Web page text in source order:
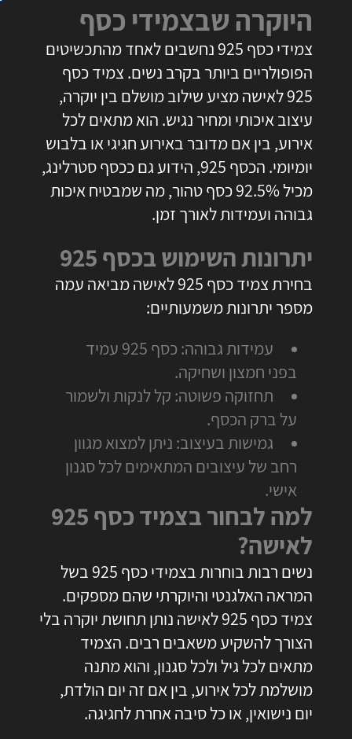
היוקרה שבצמידי כסף
צמידי כסף 925 נחשבים לאחד מהתכשיטים
הפופולריים ביותר בקרב נשים. צמיד כסף
925 לאישה
מציע שילוב מושלם בין יוקרה,
עיצוב איכותי ומחיר נגיש. הוא מתאים לכל
אירוע, בין אם מדובר באירוע חגיגי או בלבוש
יומיומי. הכסף 925, הידוע גם ככסף סטרלינג,
מכיל 92.5% כסף טהור, מה שמבטיח איכות
גבוהה ועמידות לאורך זמן.
יתרונות השימוש בכסף 925
בחירתצמיד כסף 925 לאישה
מביאה עמה
מספר יתרונות משמעותיים:
עמידות גבוהה: כסף 925 עמיד
בפני חמצון ושחיקה.
תחזוקה פשוטה: קל לנקות ולשמור
על ברק הכסף.
גמישות בעיצוב: ניתן למצוא מגוון
רחב של עיצובים המתאימים לכל סגנון
אישי.
למה לבחור בצמיד כסף 925
לאישה?
נשים רבות בוחרות בצמידי כסף 925 בשל
המראה האלגנטי והיוקרתי שהם מספקים.
צמיד כסף 925 לאישה
נותן תחושת יוקרה בלי
הצורך להשקיע משאבים רבים. הצמיד
מתאים לכל גיל ולכל סגנון, והוא מתנה
מושלמת לכל אירוע, בין אם זה יום הולדת,
יום נישואין, או כל סיבה אחרת לחגיגה.